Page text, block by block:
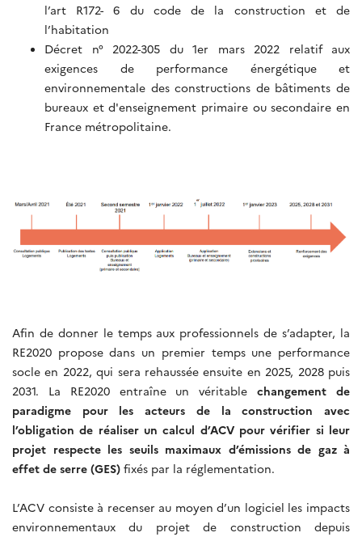
l’art R172- 6 du code de la construction et de
l’habitation
Décret n° 2022-305 du 1er mars 2022 relatif aux
exigences de performance énergétique et
environnementale des constructions de bâtiments de
bureaux et d'enseignement primaire ou secondaire en
France métropolitaine.
Afin de donner le temps aux professionnels de s’adapter, la
RE2020 propose dans un premier temps une performance
socle en 2022, qui sera rehaussée ensuite en 2025, 2028 puis
2031. La RE2020 entraîne un véritablechangement de
paradigme pour les acteurs de la construction avec
l’obligation de réaliser un calcul d’ACV pour vérifier si leur
projet respecte les seuils maximaux d’émissions de gaz à
effet de serre (GES) fixés par la réglementation.
L’ACV consiste à recenser au moyen d’un logiciel les impacts
environnementaux du projet de construction depuis